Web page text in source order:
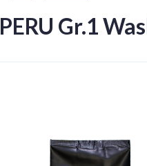
PERU Gr.1